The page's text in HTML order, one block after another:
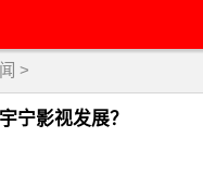
>
宁影视发展？